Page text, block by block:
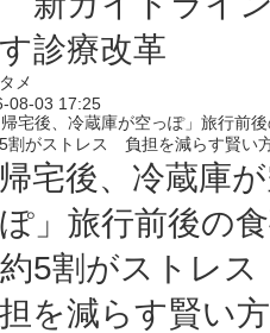
診療改革
メ
08-03 17:25
帰宅後、冷蔵庫
」旅行前後の
5割がストレ
を減らす賢い